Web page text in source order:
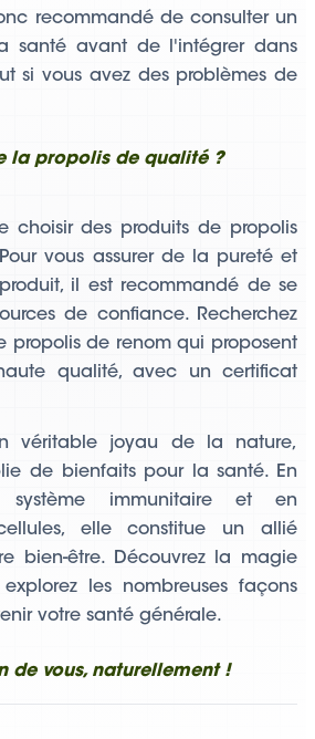
recommandé de consulter un
santé avant de l'intégrer dans
si vous avez des problèmes de
la propolis de qualité ?
choisir des produits de propolis
vous assurer de la pureté et
il est recommandé de se
de confiance. Recherchez
propolis de renom qui proposent
qualité, avec un certificat
véritable joyau de la nature,
de bienfaits pour la santé. En
système immunitaire et en
elle constitue un allié
bien-être. Découvrez la magie
les nombreuses façons
votre santé générale.
de vous, naturellement !